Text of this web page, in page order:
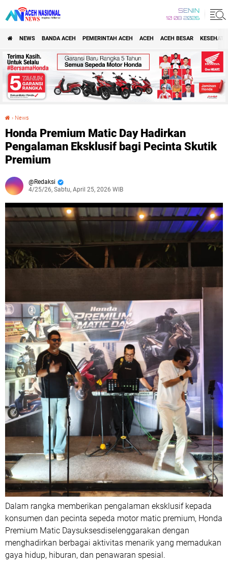
SENIN
10 08 2026
NEWS BANDA ACEH PEMERINTAH ACEH ACEH ACEH BESAR
› News
Honda Premium Matic Day Hadirkan
Pengalaman Eksklusif bagi Pecinta Skutik
Premium
Redaksi
4/25/26, Sabtu, April 25, 2026 WIB
Dalam rangka memberikan pengalaman eksklusif kepada
konsumen dan pecinta sepeda motor matic premium, Honda
Premium Matic Daysuksesdiselenggarakan dengan
menghadirkan berbagai aktivitas menarik yang memadukan
gaya hidup, hiburan, dan penawaran spesial.